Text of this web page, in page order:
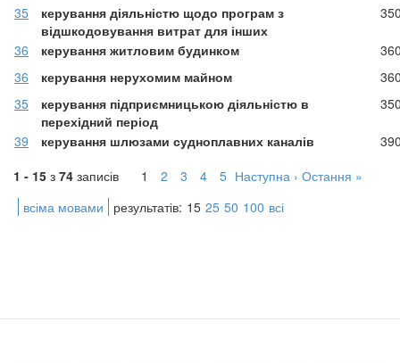
35
керування діяльністю щодо програм з
відшкодовування витрат для інших
36 керування житловим будинком
36
керування нерухомим майном
35
керування підприємницькою діяльністю в
перехідний період
39 керування шлюзами судноплавних каналів
1 - 15 з 74 записів 1 2 3 4 5 Наступна › Остання »
всіма мовами
результатів: 15 25 50 100 всі